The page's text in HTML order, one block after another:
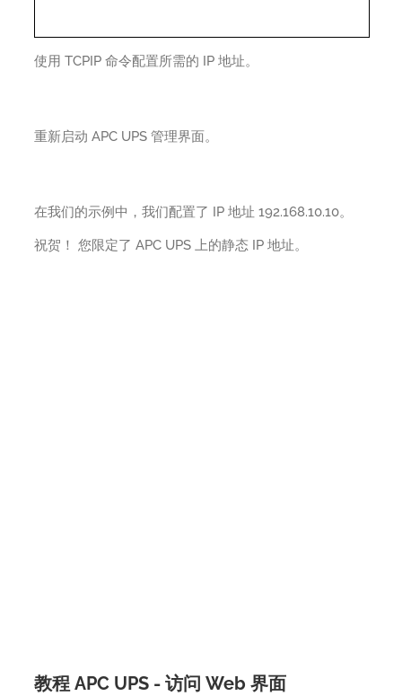
使用 TCPIP 命令配置所需的 IP 地址。
重新启动 APC UPS 管理界面。
在我们的示例中，我们配置了 IP 地址 192.168.10.10。
祝贺！ 您限定了 APC UPS 上的静态 IP 地址。
教程 APC UPS - 访问 Web 界面